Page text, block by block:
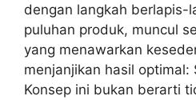
dengan langkah berlapis-
puluhan produk, muncul
yang menawarkan
menjanjikan hasil optimal:
Konsep ini bukan berarti